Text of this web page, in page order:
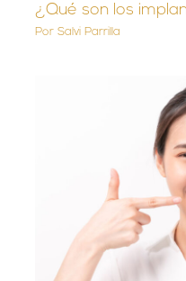
¿Qué son los
PorSalvi Parrilla